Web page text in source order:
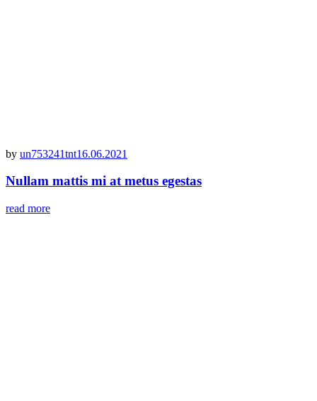
by un753241tnt16.06.2021
Nullam mattis mi at metus egestas
read more